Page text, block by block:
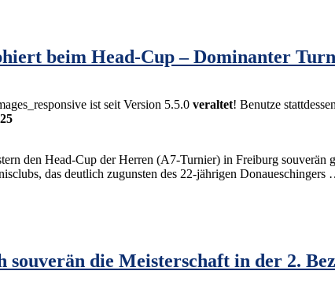
beim Head-Cup – Dominanter
ist seit Version 5.5.0 veraltet! Benutze
den Head-Cup der Herren (A7-Turnier) in Freiburg
das deutlich zugunsten des 22-jährigen Donaueschingers
souverän die Meisterschaft in der 2.